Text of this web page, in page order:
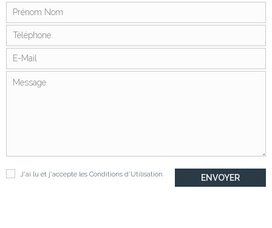
J'ai lu et j'accepte les Conditions d'Utilisation